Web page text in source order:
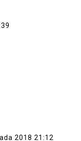
2018 21:12